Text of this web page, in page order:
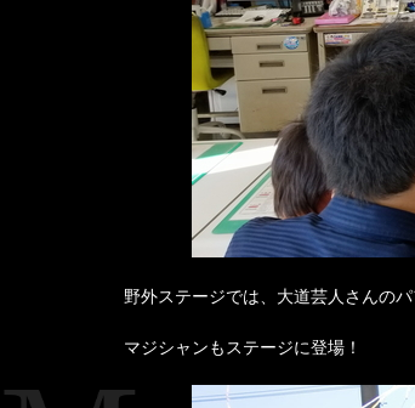
野外ステージでは、大道芸人さんの
マジシャンもステージに登場！